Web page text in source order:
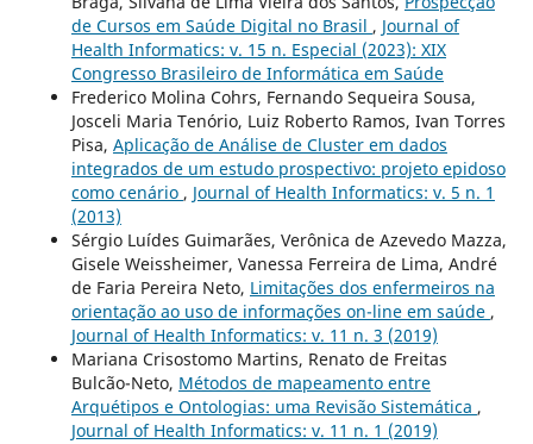
de Cursos em Saúde Digital no Brasil , Journal of
Health Informatics: v. 15 n. Especial (2023): XIX
Congresso Brasileiro de Informática em Saúde
Frederico Molina Cohrs, Fernando Sequeira Sousa,
Josceli Maria Tenório, Luiz Roberto Ramos, Ivan Torres
Pisa, Aplicação de Análise de Cluster em dados
integrados de um estudo prospectivo: projeto epidoso
como cenário , Journal of Health Informatics: v. 5 n. 1
(2013)
Sérgio Luídes Guimarães, Verônica de Azevedo Mazza,
Gisele Weissheimer, Vanessa Ferreira de Lima, André
de Faria Pereira Neto, Limitações dos enfermeiros na
orientação ao uso de informações on-line em saúde ,
Journal of Health Informatics: v. 11 n. 3 (2019)
Mariana Crisostomo Martins, Renato de Freitas
Bulcão-Neto, Métodos de mapeamento entre
Arquétipos e Ontologias: uma Revisão Sistemática ,
Journal of Health Informatics: v. 11 n. 1 (2019)